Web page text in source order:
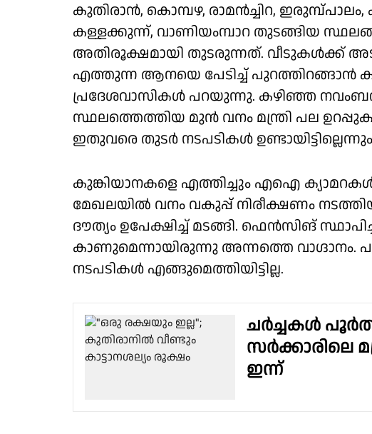
കുതിരാൻ, കൊമ്പഴ, രാമൻച്ചിറ, ഇരുമ്പ്പാലം,
കള്ളക്കുന്ന്, വാണിയംമ്പാറ തുടങ്ങിയ
അതിരൂക്ഷമായി തുടരുന്നത്. വീടുകൾക്ക്
എത്തുന്ന ആനയെ പേടിച്ച് പുറത്തിറങ്ങാൻ
പ്രദേശവാസികൾ പറയുന്നു. കഴിഞ്ഞ
സ്ഥലത്തെത്തിയ മുൻ വനം മന്ത്രി പല
ഇതുവരെ തുടർ നടപടികൾ
കുങ്കിയാനകളെ എത്തിച്ചും എഐ
മേഖലയിൽ വനം വകുപ്പ് നിരീക്ഷണം
ദൗത്യം ഉപേക്ഷിച്ച് മടങ്ങി. ഫെൻസിങ്
കാണുമെന്നായിരുന്നു അന്നത്തെ വാഗ്ദാനം.
നടപടികൾ എങ്ങുമെത്തിയിട്ടില്ല.
ചർച്ചകൾ
സർക്കാരിലെ
ഇന്ന്